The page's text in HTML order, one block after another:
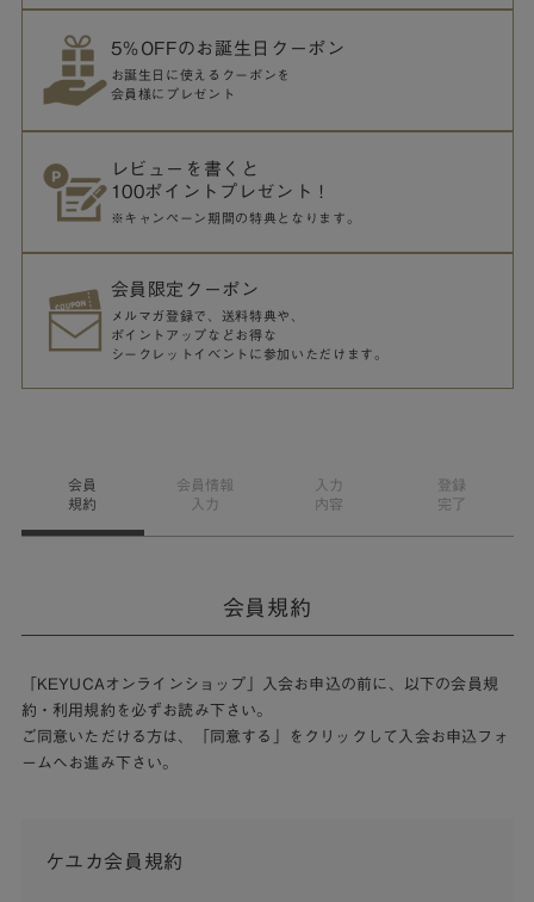
5％OFFのお誕生日クーポン
お誕生日に使えるクーポンを
会員様にプレゼント
レビューを書くと
100ポイントプレゼント！
※キャンペーン期間の特典となります。
会員限定クーポン
メルマガ登録で、送料特典や、
ポイントアップなどお得な
シークレットイベントに参加いただけます。
会員
規約
会員情報
入力
入力
内容
登録
完了
会員規約
「KEYUCAオンラインショップ」入会お申込の前に、以下の会員規
約・利用規約を必ずお読み下さい。
ご同意いただける方は、「同意する」をクリックして入会お申込フォ
ームへお進み下さい。
ケユカ会員規約